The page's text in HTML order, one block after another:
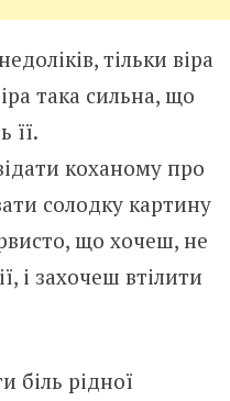
тільки віра
така сильна, що
її.
коханому про
солодку картину
що хочеш, не
і захочеш втілити
біль рідної